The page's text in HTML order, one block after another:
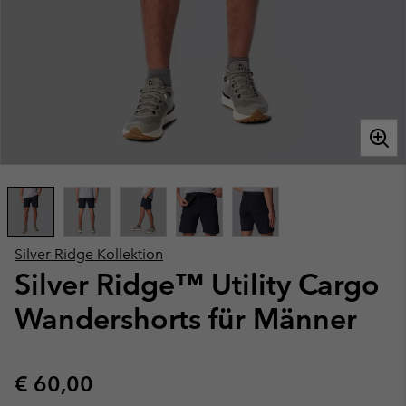
Silver Ridge Kollektion
Silver Ridge™ Utility Cargo
Wandershorts für Männer
Regular price:
€ 60,00